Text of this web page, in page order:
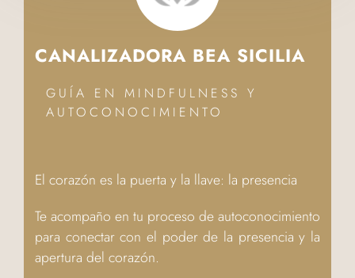
CANALIZADORA BEA SICILIA
GUÍA EN MINDFULNESS Y
AUTOCONOCIMIENTO
El corazón es la puerta y la llave: la presencia
Te acompaño en tu proceso de autoconocimiento
para conectar con el poder de la presencia y la
apertura del corazón.